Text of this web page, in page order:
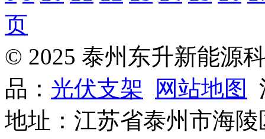
页
© 2025 泰州东升新能源
品： 光伏支架 网站地图
地址：江苏省泰州市海